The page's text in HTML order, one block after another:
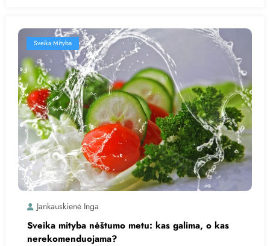
Sveika Mityba
Jankauskienė Inga
Sveika mityba nėštumo metu: kas galima, o kas
nerekomenduojama?